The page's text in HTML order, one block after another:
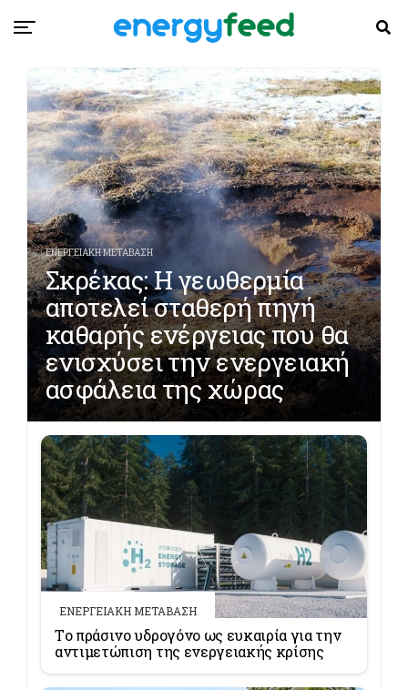
ΕΝΕΡΓΕΙΑΚΗ ΜΕΤΑΒΑΣΗ
Σκρέκας: Η γεωθερμία
αποτελεί σταθερή πηγή
καθαρής ενέργειας που θα
ενισχύσει την ενεργειακή
ασφάλεια της χώρας
ΕΝΕΡΓΕΙΑΚΗ ΜΕΤΑΒΑΣΗ
Tο πράσινο υδρογόνο ως ευκαιρία για την
αντιμετώπιση της ενεργειακής κρίσης